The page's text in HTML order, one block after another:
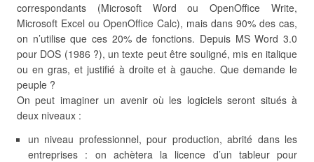
correspondants (Microsoft Word ou OpenOffice Write,
Microsoft Excel ou OpenOffice Calc), mais dans 90% des cas,
on n’utilise que ces 20% de fonctions. Depuis MS Word 3.0
pour DOS (1986 ?), un texte peut être souligné, mis en italique
ou en gras, et justifié à droite et à gauche. Que demande le
peuple ?
On peut imaginer un avenir où les logiciels seront situés à
deux niveaux :
un niveau professionnel, pour production, abrité dans les
entreprises : on achètera la licence d’un tableur pour